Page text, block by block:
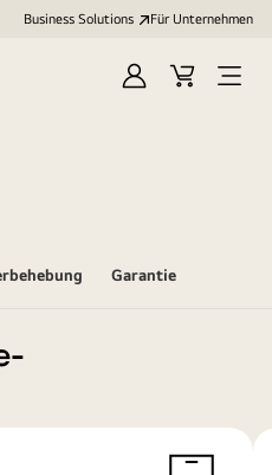
Business Solutions Für Unternehmen
Anmelden
Cart
Open
Garantie